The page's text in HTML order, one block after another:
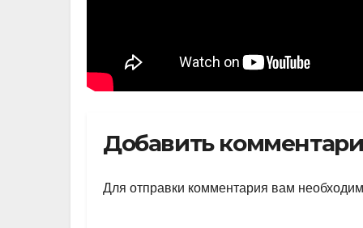
Добавить
Для отправки комментария вам